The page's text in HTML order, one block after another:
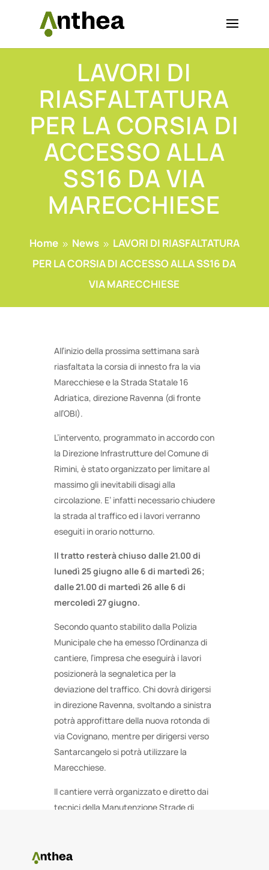
LAVORI DI
RIASFALTATURA
PER LA CORSIA DI
ACCESSO ALLA
SS16 DA VIA
MARECCHIESE
Home 9 News 9 LAVORI DI RIASFALTATURA
PER LA CORSIA DI ACCESSO ALLA SS16 DA
VIA MARECCHIESE
All’inizio della prossima settimana sarà
riasfaltata la corsia di innesto fra la via
Marecchiese e la Strada Statale 16
Adriatica, direzione Ravenna (di fronte
all’OBI).
L’intervento, programmato in accordo con
la Direzione Infrastrutture del Comune di
Rimini, è stato organizzato per limitare al
massimo gli inevitabili disagi alla
circolazione. E’ infatti necessario chiudere
la strada al traffico ed i lavori verranno
eseguiti in orario notturno.
Il tratto resterà chiuso dalle 21.00 di
lunedì 25 giugno alle 6 di martedì 26;
dalle 21.00 di martedì 26 alle 6 di
mercoledì 27 giugno.
Secondo quanto stabilito dalla Polizia
Municipale che ha emesso l’Ordinanza di
cantiere, l’impresa che eseguirà i lavori
posizionerà la segnaletica per la
deviazione del traffico. Chi dovrà dirigersi
in direzione Ravenna, svoltando a sinistra
potrà approfittare della nuova rotonda di
via Covignano, mentre per dirigersi verso
Santarcangelo si potrà utilizzare la
Marecchiese.
Il cantiere verrà organizzato e diretto dai
tecnici della Manutenzione Strade di